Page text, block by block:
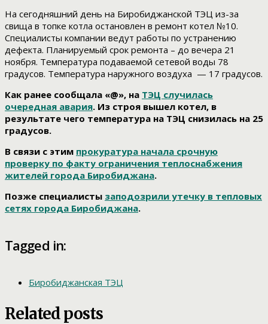
На сегодняшний день на Биробиджанской ТЭЦ из-за
свища в топке котла остановлен в ремонт котел №10.
Специалисты компании ведут работы по устранению
дефекта. Планируемый срок ремонта – до вечера 21
ноября. Температура подаваемой сетевой воды 78
градусов. Температура наружного воздуха — 17 градусов.
Как ранее сообщала «@», на ТЭЦ случилась
очередная авария. Из строя вышел котел, в
результате чего температура на ТЭЦ снизилась на 25
градусов.
В связи с этим прокуратура начала срочную
проверку по факту ограничения теплоснабжения
жителей города Биробиджана.
Позже специалисты заподозрили утечку в тепловых
сетях города Биробиджана.
Tagged in:
Биробиджанская ТЭЦ
Related posts